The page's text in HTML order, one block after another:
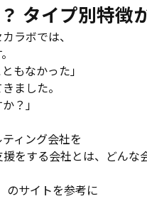
タイプ別特徴
ラボでは、
もなかった」
ました。
？」
ィング会社を
をする会社とは、どんな
のサイトを参考に